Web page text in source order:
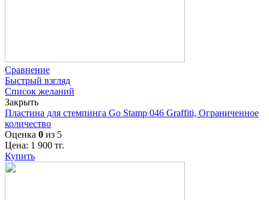
Сравнение
Быстрый взгляд
Список желаний
Закрыть
Пластина для стемпинга Go Stamp 046 Graffiti, Ограниченное
количество
Оценка 0 из 5
Цена: 1 900 тг.
Купить